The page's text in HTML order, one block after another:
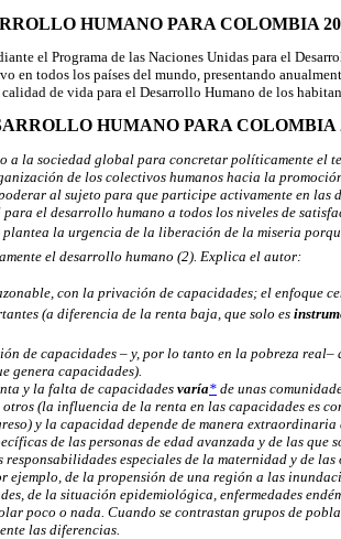
HUMANO PARA COLOMBIA
el Programa de las Naciones Unidas para el
en todos los países del mundo, presentando
de vida para el Desarrollo Humano de los
HUMANO PARA COLOMBIA
la sociedad global para concretar políticamente el
de los colectivos humanos hacia la
al sujeto para que participe activamente en las
el desarrollo humano a todos los niveles de
la urgencia de la liberación de la miseria
el desarrollo humano (2). Explica el autor:
con la privación de capacidades; el enfoque
(a diferencia de la renta baja, que solo es
de capacidades – y, por lo tanto en la pobreza real–
genera capacidades).
y la falta de capacidades varía* de unas
(la influencia de la renta en las capacidades es
y la capacidad depende de manera extraordinaria
de las personas de edad avanzada y de las que
responsabilidades especiales de la maternidad y de
ejemplo, de la propensión de una región a las
de la situación epidemiológica, enfermedades
poco o nada. Cuando se contrastan grupos de
las diferencias.